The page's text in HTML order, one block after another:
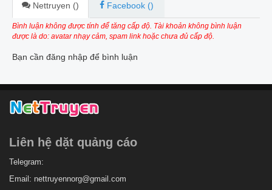
Nettruyen () Facebook ()
Bình luận không được tính để tăng cấp độ. Tài khoản không bình luận
được là do: avatar nhạy cảm, spam link hoặc chưa đủ cấp độ.
Bạn cần đăng nhập để bình luận
Liên hệ dặt quảng cáo
Telegram:
Email: nettruyennorg@gmail.com